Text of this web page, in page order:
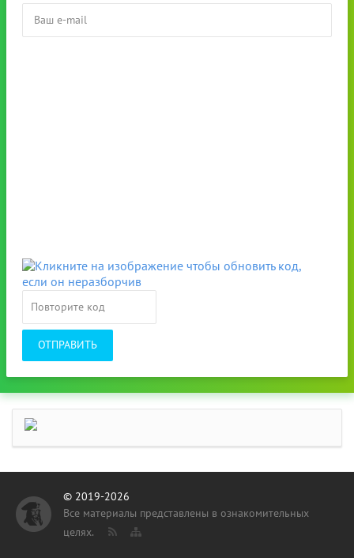
ОТПРАВИТЬ
© 2019-2026
Все материалы представлены в ознакомительных
целях.